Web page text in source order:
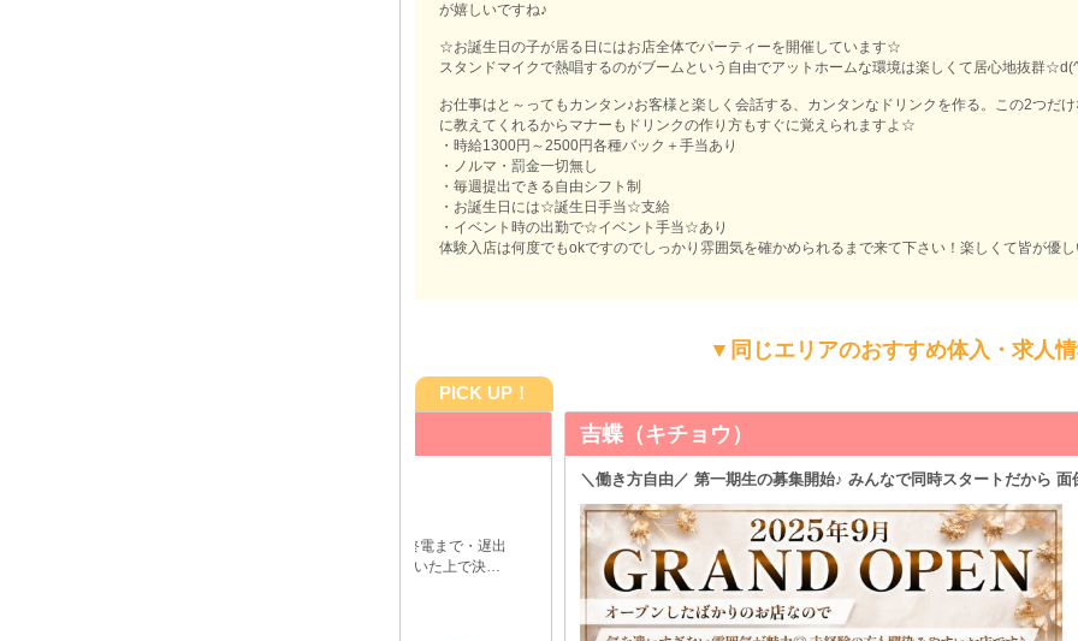
が嬉しいですね♪
☆お誕生日の子が居る日にはお店全体でパーティーを開催しています☆
スタンドマイクで熱唱するのがブームという自由でアットホームな環境は楽しくて居心地抜群
お仕事はと～ってもカンタン♪お客様と楽しく会話する、カンタンなドリンクを作る。この2つだ
に教えてくれるからマナーもドリンクの作り方もすぐに覚えられますよ☆
・時給1300円～2500円各種バック＋手当あり
・ノルマ・罰金一切無し
・毎週提出できる自由シフト制
・お誕生日には☆誕生日手当☆支給
・イベント時の出勤で☆イベント手当☆あり
体験入店は何度でもokですのでしっかり雰囲気を確かめられるまで来て下さい！楽しくて皆が優
▼同じエリアのおすすめ体入・求人
PICK UP！
吉蝶（キチョウ）
＼働き方自由／ 第一期生の募集開始♪ みんなで同時スタートだから 面倒な上下関係・派閥
時給
時給
営業時間
20:00～
勤務
させて
業種/エリア
三宮 ス
職種
カウンタ